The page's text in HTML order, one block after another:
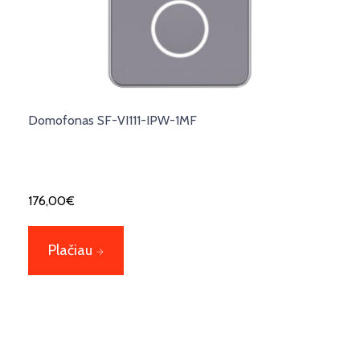
Domofonas SF-VI111-IPW-1MF
176,00€
Plačiau